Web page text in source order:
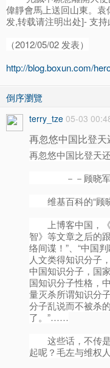
偉靜會馬上送回山東。
发,转载请注明出处]- 支
（2012/05/02 发表）
http://blog.boxun.com/
倒序瀏覽
terry_tze 05-03
再忽悠中国比登天
再忽悠中国比登天
－－顾晓军主
维基百科的“顾晓
上博客中国，《
智》等文章之后的
络间谍！”、“中国
人文类得知识分子
中国知识分子，国
国知识分子性格，
量灭杀所谓知识分
分子乱说而不被杀
了。”……
这些话，不传是
起呢？毛左与维权